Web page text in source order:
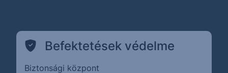
Befektetések védelme
Biztonsági központ